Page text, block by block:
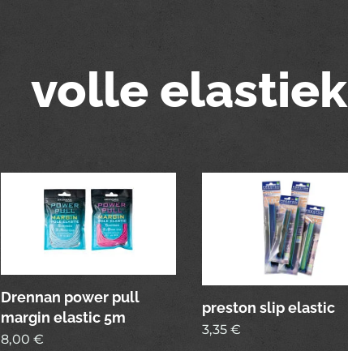
volle elastiek
Drennan power pull
margin elastic 5m
8,00 €
preston slip elastic
3,35 €